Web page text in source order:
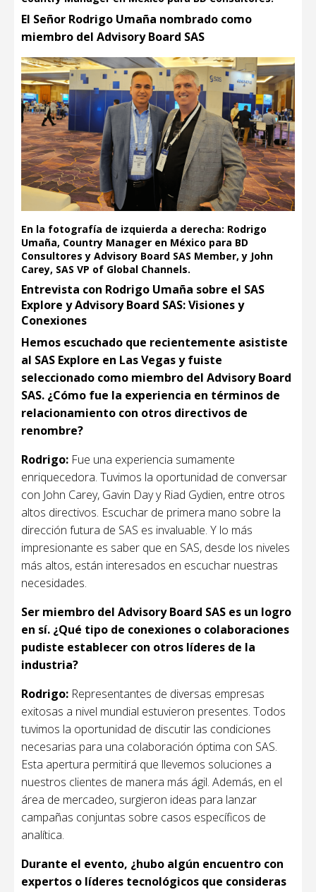
El Señor Rodrigo Umaña nombrado como
miembro del Advisory Board SAS
En la fotografía de izquierda a derecha: Rodrigo
Umaña, Country Manager en México para BD
Consultores y Advisory Board SAS Member, y John
Carey, SAS VP of Global Channels.
Entrevista con Rodrigo Umaña sobre el SAS
Explore y Advisory Board SAS: Visiones y
Conexiones
Hemos escuchado que recientemente asististe
al SAS Explore en Las Vegas y fuiste
seleccionado como miembro del Advisory Board
SAS. ¿Cómo fue la experiencia en términos de
relacionamiento con otros directivos de
renombre?
Rodrigo: Fue una experiencia sumamente
enriquecedora. Tuvimos la oportunidad de conversar
con John Carey, Gavin Day y Riad Gydien, entre otros
altos directivos. Escuchar de primera mano sobre la
dirección futura de SAS es invaluable. Y lo más
impresionante es saber que en SAS, desde los niveles
más altos, están interesados en escuchar nuestras
necesidades.
Ser miembro del Advisory Board SAS es un logro
en sí. ¿Qué tipo de conexiones o colaboraciones
pudiste establecer con otros líderes de la
industria?
Rodrigo: Representantes de diversas empresas
exitosas a nivel mundial estuvieron presentes. Todos
tuvimos la oportunidad de discutir las condiciones
necesarias para una colaboración óptima con SAS.
Esta apertura permitirá que llevemos soluciones a
nuestros clientes de manera más ágil. Además, en el
área de mercadeo, surgieron ideas para lanzar
campañas conjuntas sobre casos específicos de
analítica.
Durante el evento, ¿hubo algún encuentro con
expertos o líderes tecnológicos que consideras